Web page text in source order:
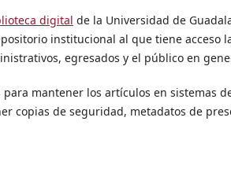
digital de la Universidad de
institucional al que tiene acceso
egresados y el público en
para mantener los artículos en sistemas
copias de seguridad, metadatos de